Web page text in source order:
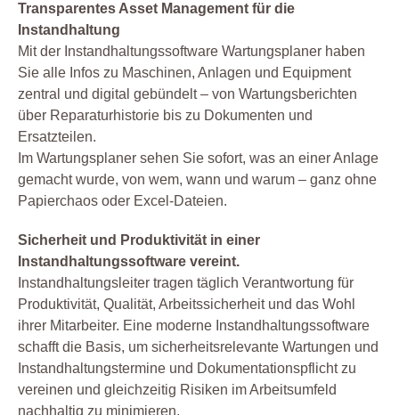
Transparentes Asset Management für die
Instandhaltung
Mit der Instandhaltungssoftware Wartungsplaner haben
Sie alle Infos zu Maschinen, Anlagen und Equipment
zentral und digital gebündelt – von Wartungsberichten
über Reparaturhistorie bis zu Dokumenten und
Ersatzteilen.
Im Wartungsplaner sehen Sie sofort, was an einer Anlage
gemacht wurde, von wem, wann und warum – ganz ohne
Papierchaos oder Excel-Dateien.
Sicherheit und Produktivität in einer
Instandhaltungssoftware vereint.
Instandhaltungsleiter tragen täglich Verantwortung für
Produktivität, Qualität, Arbeitssicherheit und das Wohl
ihrer Mitarbeiter. Eine moderne Instandhaltungssoftware
schafft die Basis, um sicherheitsrelevante Wartungen und
Instandhaltungstermine und Dokumentationspflicht zu
vereinen und gleichzeitig Risiken im Arbeitsumfeld
nachhaltig zu minimieren.